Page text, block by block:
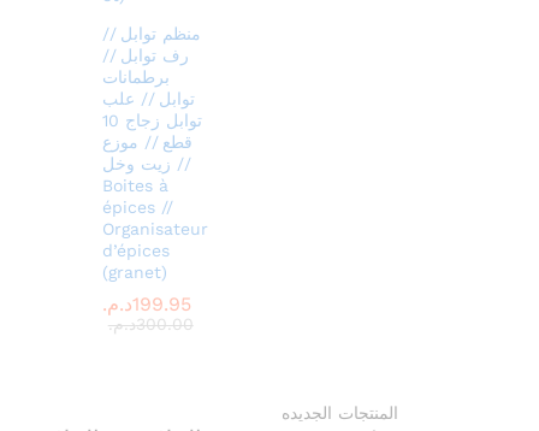
منظم توابل //
رف توابل //
برطمانات
توابل // علب
توابل زجاج 10
قطع // موزع
زيت وخل //
Boites à
épices //
Organisateur
d’épices
(granet)
199.95د.م.
300.00د.م.
المنتجات الجديده